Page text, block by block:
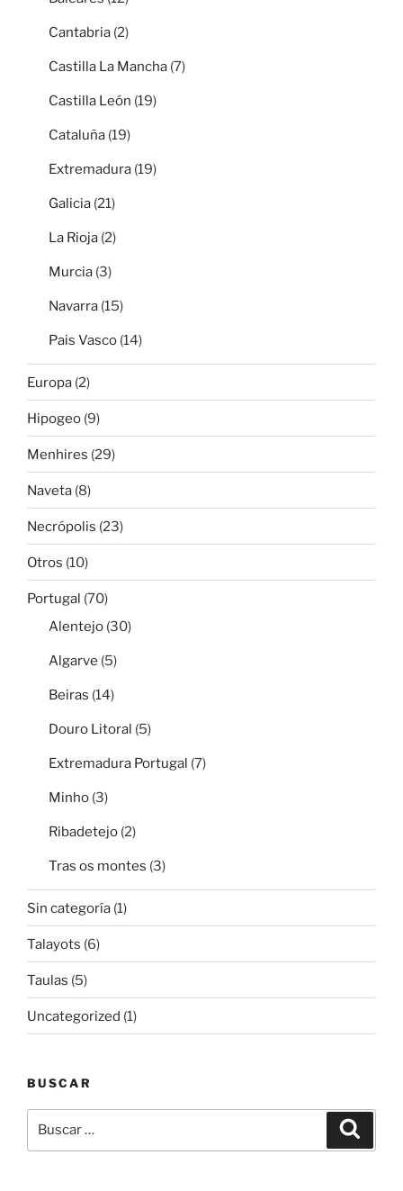
Cantabria (2)
Castilla La Mancha (7)
Castilla León (19)
Cataluña (19)
Extremadura (19)
Galicia (21)
La Rioja (2)
Murcia (3)
Navarra (15)
Pais Vasco (14)
Europa (2)
Hipogeo (9)
Menhires (29)
Naveta (8)
Necrópolis (23)
Otros (10)
Portugal (70)
Alentejo (30)
Algarve (5)
Beiras (14)
Douro Litoral (5)
Extremadura Portugal (7)
Minho (3)
Ribadetejo (2)
Tras os montes (3)
Sin categoría (1)
Talayots (6)
Taulas (5)
Uncategorized (1)
BUSCAR
por: